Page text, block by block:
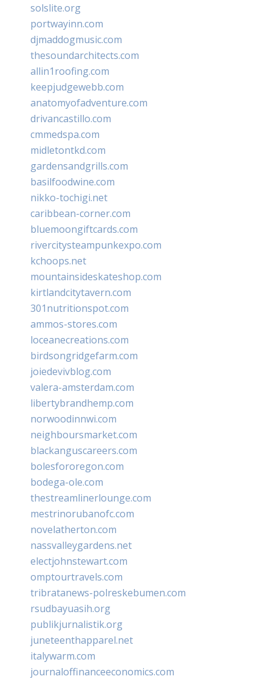
solslite.org
portwayinn.com
djmaddogmusic.com
thesoundarchitects.com
allin1roofing.com
keepjudgewebb.com
anatomyofadventure.com
drivancastillo.com
cmmedspa.com
midletontkd.com
gardensandgrills.com
basilfoodwine.com
nikko-tochigi.net
caribbean-corner.com
bluemoongiftcards.com
rivercitysteampunkexpo.com
kchoops.net
mountainsideskateshop.com
kirtlandcitytavern.com
301nutritionspot.com
ammos-stores.com
loceanecreations.com
birdsongridgefarm.com
joiedevivblog.com
valera-amsterdam.com
libertybrandhemp.com
norwoodinnwi.com
neighboursmarket.com
blackanguscareers.com
bolesfororegon.com
bodega-ole.com
thestreamlinerlounge.com
mestrinorubanofc.com
novelatherton.com
nassvalleygardens.net
electjohnstewart.com
omptourtravels.com
tribratanews-polreskebumen.com
rsudbayuasih.org
publikjurnalistik.org
juneteenthapparel.net
italywarm.com
journaloffinanceeconomics.com